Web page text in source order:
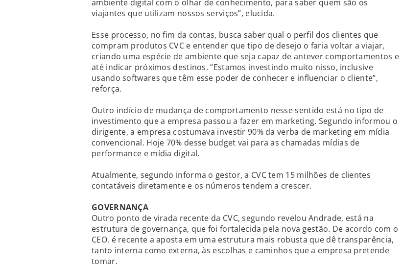
ambiente digital com o olhar de conhecimento, para saber quem são os
viajantes que utilizam nossos serviços”, elucida.
Esse processo, no fim da contas, busca saber qual o perfil dos clientes que
compram produtos CVC e entender que tipo de desejo o faria voltar a viajar,
criando uma espécie de ambiente que seja capaz de antever comportamentos e
até indicar próximos destinos. “Estamos investindo muito nisso, inclusive
usando softwares que têm esse poder de conhecer e influenciar o cliente”,
reforça.
Outro indício de mudança de comportamento nesse sentido está no tipo de
investimento que a empresa passou a fazer em marketing. Segundo informou o
dirigente, a empresa costumava investir 90% da verba de marketing em mídia
convencional. Hoje 70% desse budget vai para as chamadas mídias de
performance e mídia digital.
Atualmente, segundo informa o gestor, a CVC tem 15 milhões de clientes
contatáveis diretamente e os números tendem a crescer.
GOVERNANÇA
Outro ponto de virada recente da CVC, segundo revelou Andrade, está na
estrutura de governança, que foi fortalecida pela nova gestão. De acordo com o
CEO, é recente a aposta em uma estrutura mais robusta que dê transparência,
tanto interna como externa, às escolhas e caminhos que a empresa pretende
tomar.